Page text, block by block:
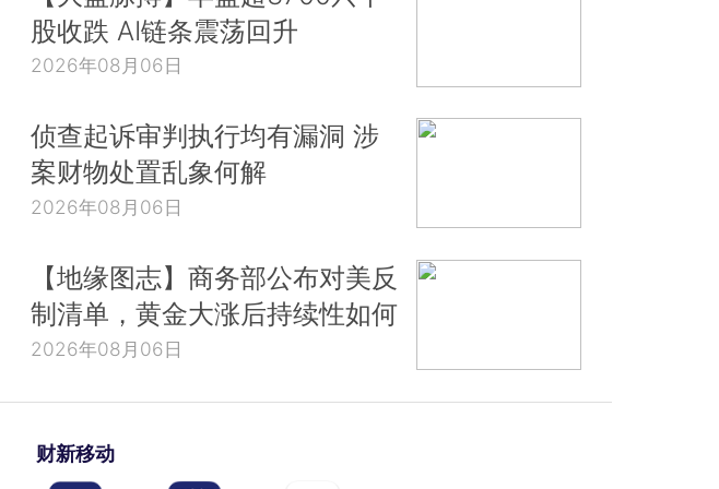
股收跌 AI链条震荡回升
2026年08月06日
侦查起诉审判执行均有漏洞 涉
案财物处置乱象何解
2026年08月06日
【地缘图志】商务部公布对美反
制清单，黄金大涨后持续性如何
2026年08月06日
财新移动